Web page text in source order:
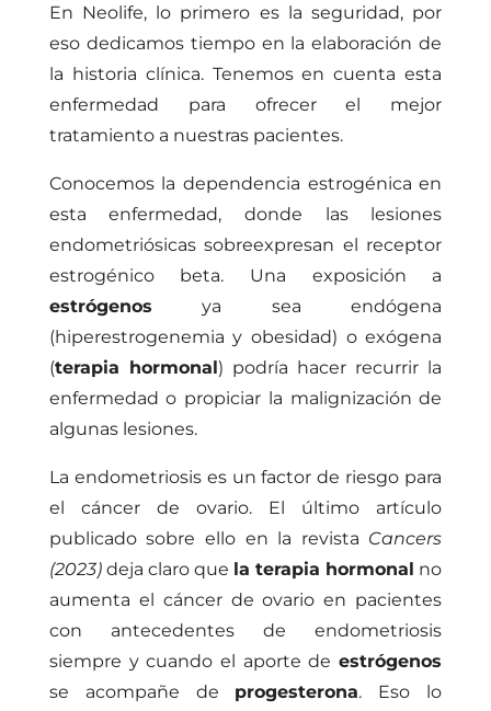
En Neolife, lo primero es la seguridad, por
eso dedicamos tiempo en la elaboración de
la historia clínica. Tenemos en cuenta esta
enfermedad para ofrecer el mejor
tratamiento a nuestras pacientes.
Conocemos la dependencia estrogénica en
esta enfermedad, donde las lesiones
endometriósicas sobreexpresan el receptor
estrogénico beta. Una exposición a
estrógenos ya sea endógena
(hiperestrogenemia y obesidad) o exógena
(terapia hormonal) podría hacer recurrir la
enfermedad o propiciar la malignización de
algunas lesiones.
La endometriosis es un factor de riesgo para
el cáncer de ovario. El último artículo
publicado sobre ello en la revista Cancers
(2023) deja claro que la terapia hormonal no
aumenta el cáncer de ovario en pacientes
con antecedentes de endometriosis
siempre y cuando el aporte deestrógenos
se acompañe de progesterona. Eso lo